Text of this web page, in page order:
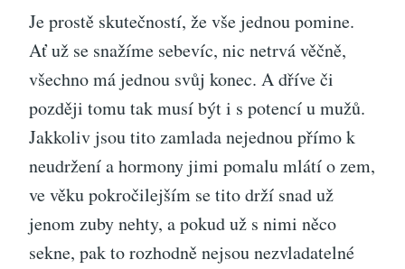
Je prostě skutečností, že vše jednou pomine.
Ať už se snažíme sebevíc, nic netrvá věčně,
všechno má jednou svůj konec. A dříve či
později tomu tak musí být i s potencí u mužů.
Jakkoliv jsou tito zamlada nejednou přímo k
neudržení a hormony jimi pomalu mlátí o zem,
ve věku pokročilejším se tito drží snad už
jenom zuby nehty, a pokud už s nimi něco
sekne, pak to rozhodně nejsou nezvladatelné